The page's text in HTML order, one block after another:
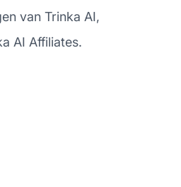
van Trinka AI,
AI Affiliates.